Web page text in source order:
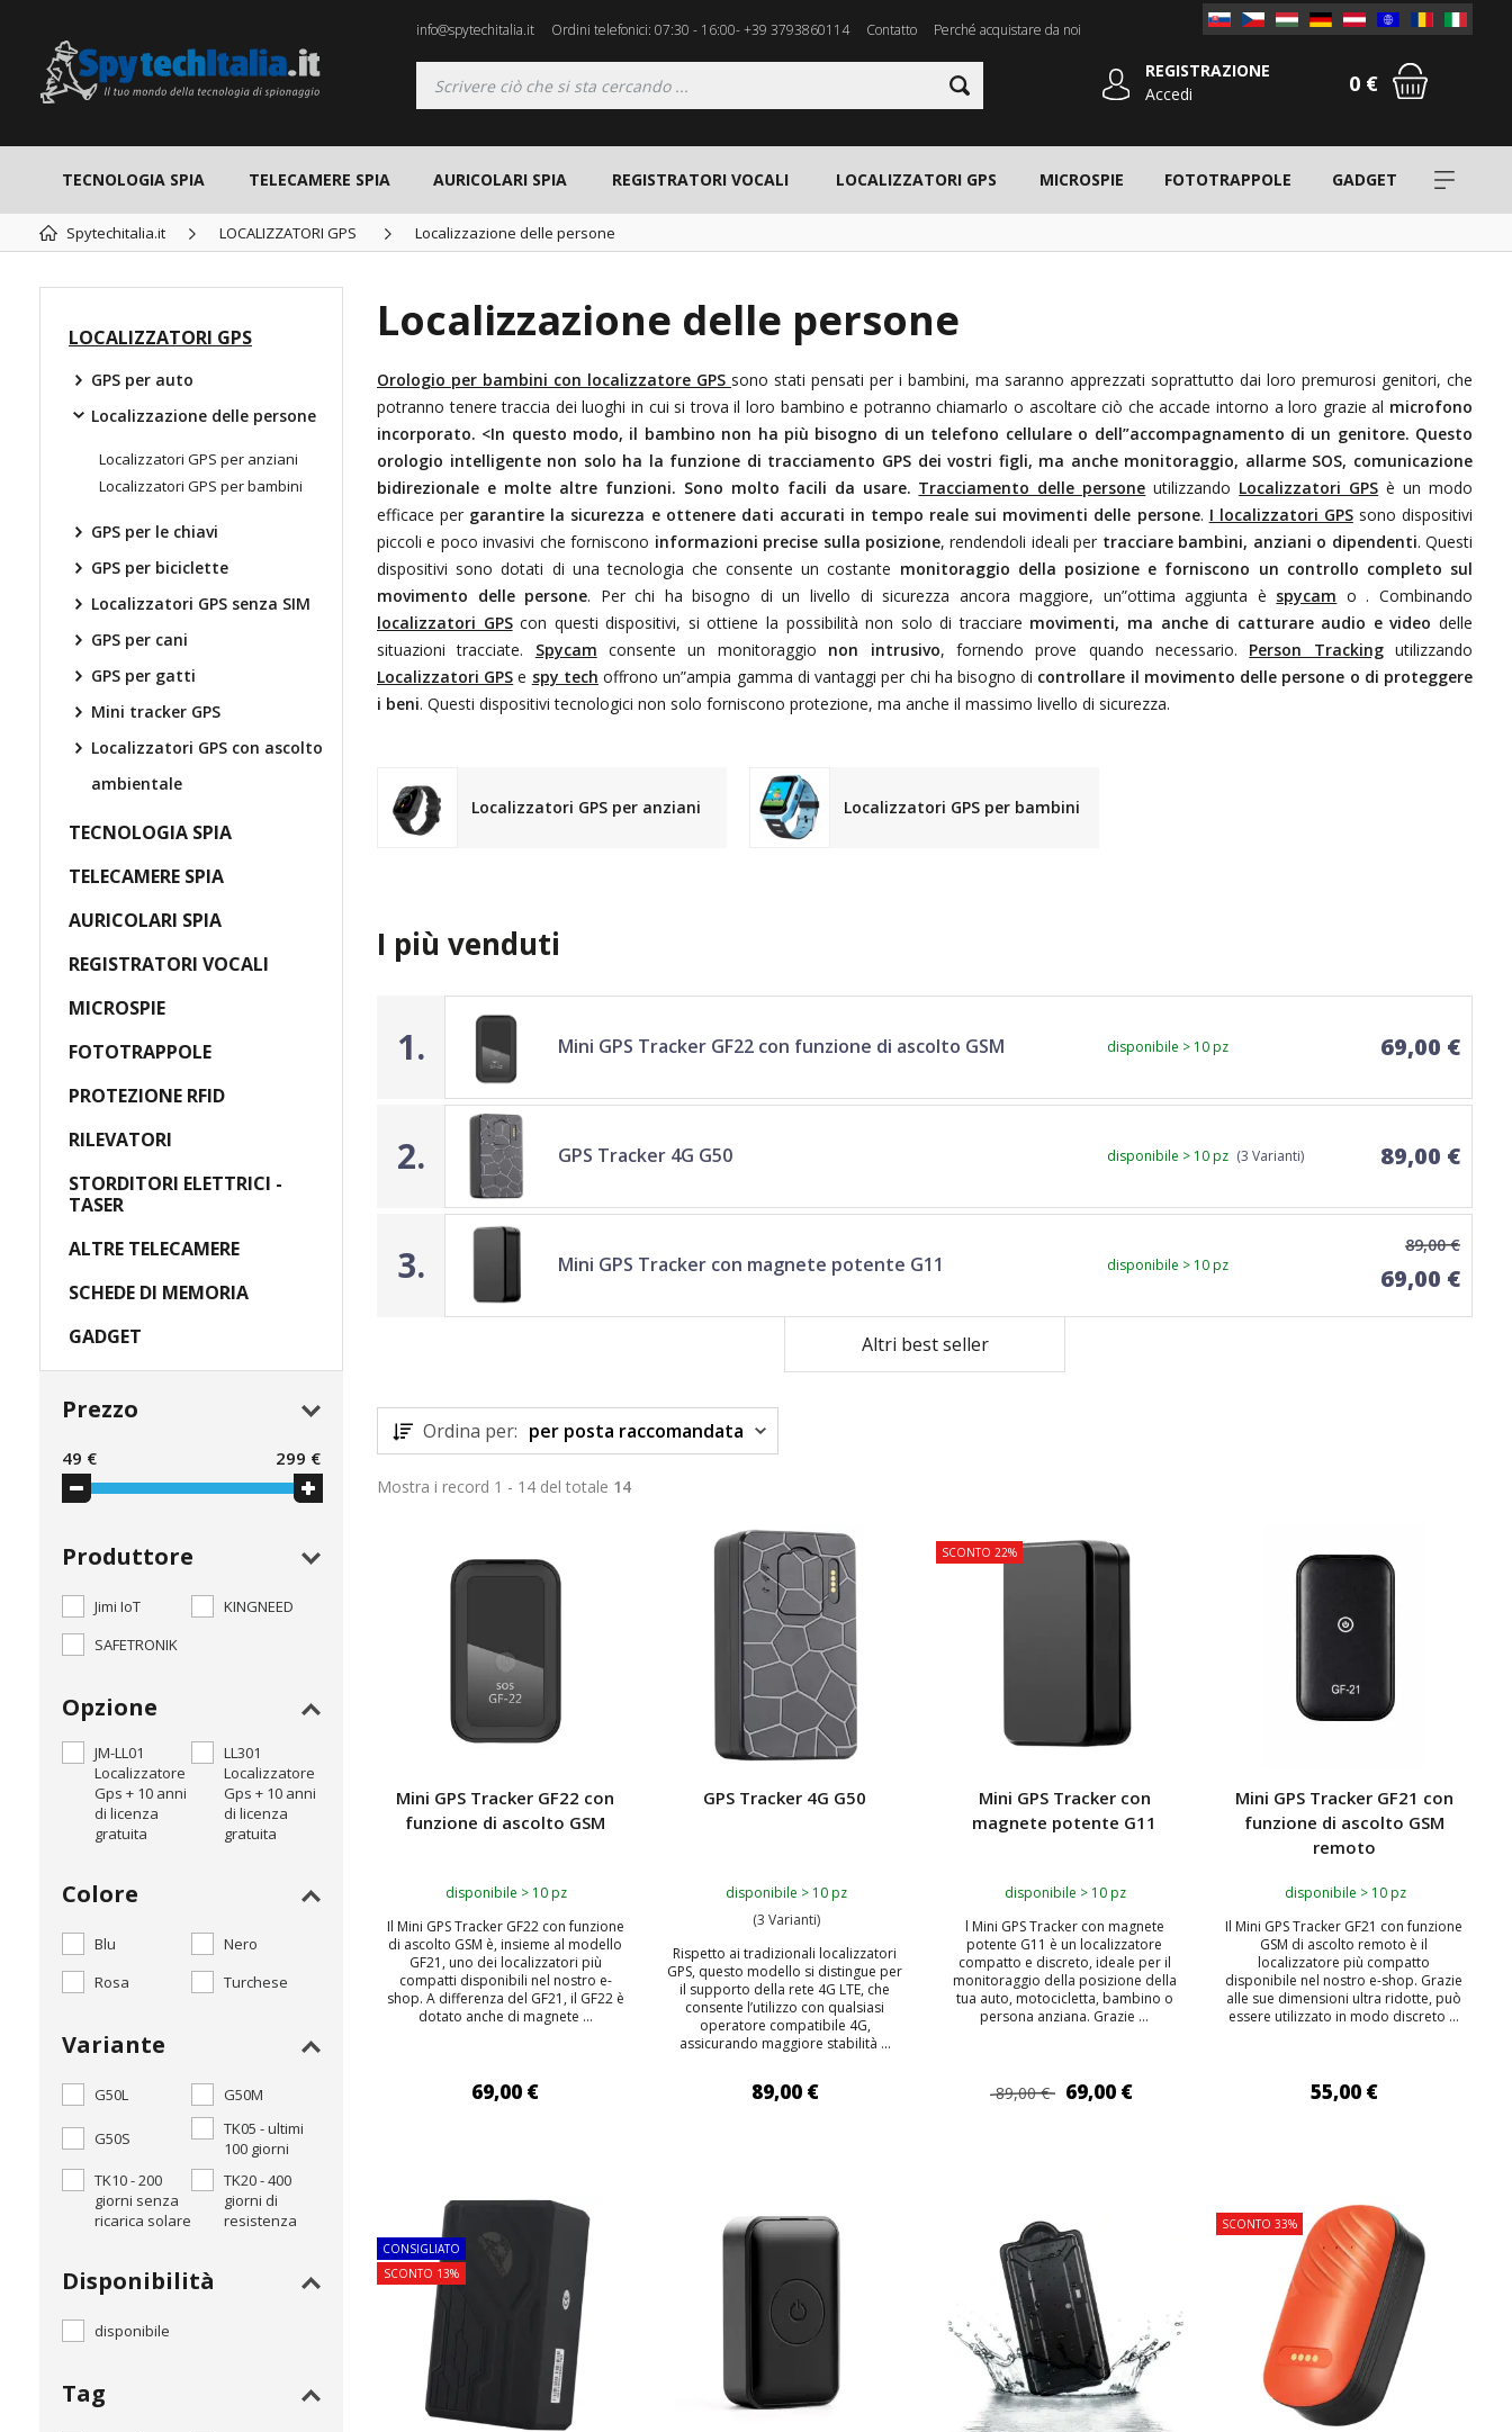
info@spytechitalia.it Ordini telefonici: 07:30 - 16:00- +39 3793860114 Contatto Perché acquistare da noi
REGISTRAZIONE
Accedi
0 €
TECNOLOGIA SPIA TELECAMERE SPIA AURICOLARI SPIA REGISTRATORI VOCALI LOCALIZZATORI GPS MICROSPIE FOTOTRAPPOLE GADGET
Spytechitalia.it LOCALIZZATORI GPS Localizzazione delle persone
Localizzazione delle persone
Orologio per bambini con localizzatore GPS sono stati pensati per i bambini, ma saranno apprezzati soprattutto dai loro premurosi genitori, che
potranno tenere traccia dei luoghi in cui si trova il loro bambino e potranno chiamarlo o ascoltare ciò che accade intorno a loro grazie al microfono
incorporato. <In questo modo, il bambino non ha più bisogno di un telefono cellulare o dell”accompagnamento di un genitore. Questo
orologio intelligentenon solo ha la funzione di tracciamento GPS dei vostri figli, ma anche monitoraggio, allarme SOS, comunicazione
bidirezionale e molte altre funzioni. Sono molto facili da usare. Tracciamento delle persone utilizzando Localizzatori GPS è un modo
efficace per garantire la sicurezza e ottenere dati accurati in tempo reale sui movimenti delle persone. I localizzatori GPSsono dispositivi
piccoli e poco invasivi che forniscono informazioni precise sulla posizione, rendendoli ideali per tracciare bambini, anziani o dipendenti. Questi
dispositivi sono dotati di una tecnologia che consente un costante monitoraggio della posizione e forniscono un controllo completo sul
movimento delle persone. Per chi ha bisogno di un livello di sicurezza ancora maggiore, un”ottima aggiunta è spycam o . Combinando
localizzatori GPScon questi dispositivi, si ottiene la possibilità non solo di tracciare movimenti, ma anche di catturare audio e video delle
situazioni tracciate. Spycam consente un monitoraggio non intrusivo, fornendo prove quando necessario. Person Trackingutilizzando
Localizzatori GPS e spy tech offrono un”ampia gamma di vantaggi per chi ha bisogno di controllare il movimento delle persone o di proteggere
i beni. Questi dispositivi tecnologici non solo forniscono protezione, ma anche il massimo livello di sicurezza.
Localizzatori GPS per anziani Localizzatori GPS per bambini
I più venduti
1. Mini GPS Tracker GF22 con funzione di ascolto GSM disponibile > 10 pz 69,00 €
2. GPS Tracker 4G G50 disponibile > 10 pz (3 Varianti) 89,00 €
3. Mini GPS Tracker con magnete potente G11 disponibile > 10 pz
89,00 €
69,00 €
Altri best seller
Ordina per: per posta raccomandata
Mostra i record 1 - 14 del totale 14
Mini GPS Tracker GF22 con
funzione di ascolto GSM
disponibile > 10 pz
Il Mini GPS Tracker GF22 con funzione
di ascolto GSM è, insieme al modello
GF21, uno dei localizzatori più
compatti disponibili nel nostro e-
shop. A differenza del GF21, il GF22 è
dotato anche di magnete ...
69,00 €
GPS Tracker 4G G50
disponibile > 10 pz
(3 Varianti)
Rispetto ai tradizionali localizzatori
GPS, questo modello si distingue per
il supporto della rete 4G LTE, che
consente l’utilizzo con qualsiasi
operatore compatibile 4G,
assicurando maggiore stabilità ...
89,00 €
SCONTO 22%
Mini GPS Tracker con
magnete potente G11
disponibile > 10 pz
l Mini GPS Tracker con magnete
potente G11 è un localizzatore
compatto e discreto, ideale per il
monitoraggio della posizione della
tua auto, motocicletta, bambino o
persona anziana. Grazie ...
89,00 € 69,00 €
Mini GPS Tracker GF21 con
funzione di ascolto GSM
remoto
disponibile > 10 pz
Il Mini GPS Tracker GF21 con funzione
GSM di ascolto remoto è il
localizzatore più compatto
disponibile nel nostro e-shop. Grazie
alle sue dimensioni ultra ridotte, può
essere utilizzato in modo discreto ...
55,00 €
CONSIGLIATO
SCONTO 13%
SCONTO 33%
LOCALIZZATORI GPS
GPS per auto
Localizzazione delle persone
Localizzatori GPS per anziani
Localizzatori GPS per bambini
GPS per le chiavi
GPS per biciclette
Localizzatori GPS senza SIM
GPS per cani
GPS per gatti
Mini tracker GPS
Localizzatori GPS con ascolto
ambientale
TECNOLOGIA SPIA
TELECAMERE SPIA
AURICOLARI SPIA
REGISTRATORI VOCALI
MICROSPIE
FOTOTRAPPOLE
PROTEZIONE RFID
RILEVATORI
STORDITORI ELETTRICI -
TASER
ALTRE TELECAMERE
SCHEDE DI MEMORIA
GADGET
Prezzo
49 € 299 €
Produttore
Jimi IoT
KINGNEED
SAFETRONIK
Opzione
JM-LL01
Localizzatore
Gps + 10 anni
di licenza
gratuita
LL301
Localizzatore
Gps + 10 anni
di licenza
gratuita
Colore
Blu
Nero
Rosa
Turchese
Variante
G50L G50M
G50S
TK05 - ultimi
100 giorni
TK10 - 200
giorni senza
ricarica solare
TK20 - 400
giorni di
resistenza
Disponibilità
disponibile
Tag